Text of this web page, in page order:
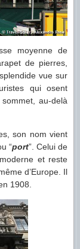
moyenne de
de pierres,
vue sur
qui osent
au-delà
son nom vient
“port”. Celui de
et reste
d’Europe. Il
1908.